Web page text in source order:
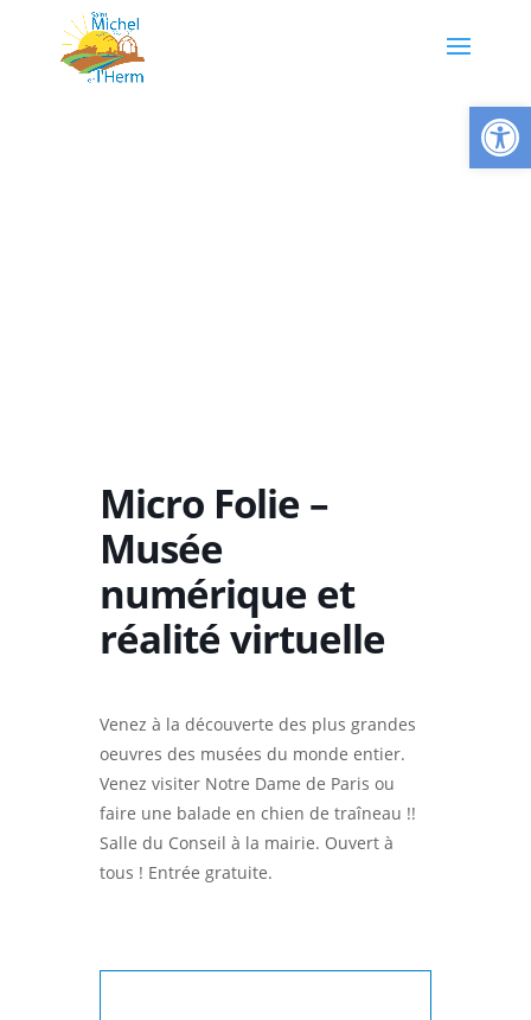
Micro Folie –
Musée
numérique et
réalité virtuelle
Venez à la découverte des plus grandes
oeuvres des musées du monde entier.
Venez visiter Notre Dame de Paris ou
faire une balade en chien de traîneau !!
Salle du Conseil à la mairie. Ouvert à
tous ! Entrée gratuite.
Ouvrir